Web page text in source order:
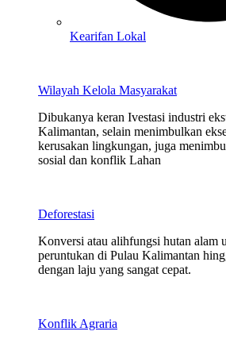
Kearifan Lokal
Wilayah Kelola Masyarakat
Dibukanya keran Ivestasi industri
Kalimantan, selain menimbulkan
kerusakan lingkungan, juga
sosial dan konflik Lahan
Deforestasi
Konversi atau alihfungsi hutan alam
peruntukan di Pulau Kalimantan
dengan laju yang sangat cepat.
Konflik Agraria